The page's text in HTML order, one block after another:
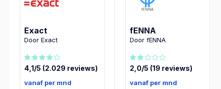
Exact
Door Exact
4,1/5 (2.029 reviews)
vanaf per mnd
fENNA
Door fENNA
2,0/5 (19 reviews)
vanaf per mnd